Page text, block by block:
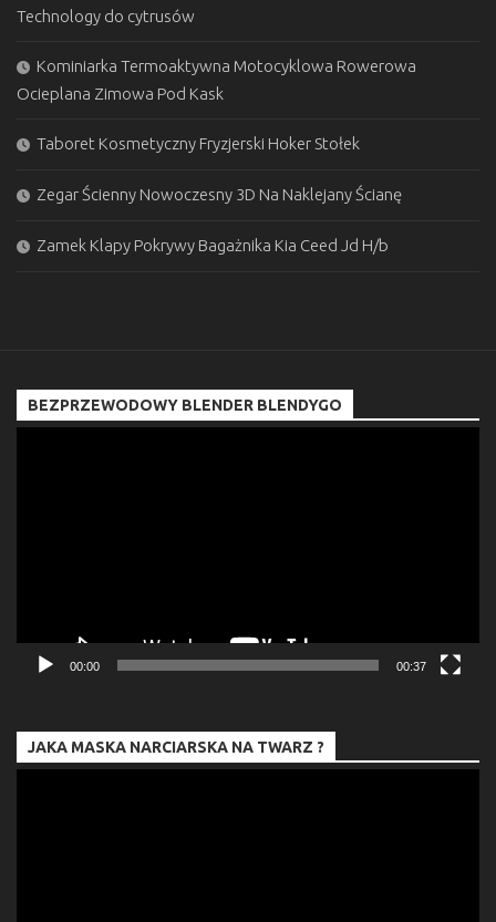
Technology do cytrusów
Kominiarka Termoaktywna Motocyklowa Rowerowa
Ocieplana Zimowa Pod Kask
Taboret Kosmetyczny Fryzjerski Hoker Stołek
Zegar Ścienny Nowoczesny 3D Na Naklejany Ścianę
Zamek Klapy Pokrywy Bagażnika Kia Ceed Jd H/b
BEZPRZEWODOWY BLENDER BLENDYGO
00:00 00:37
JAKA MASKA NARCIARSKA NA TWARZ ?